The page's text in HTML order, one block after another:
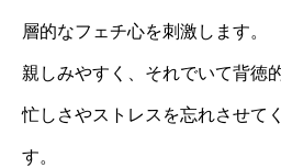
層的なフェチ心を刺激します。
親しみやすく、それでいて背徳
忙しさやストレスを忘れさせて
す。